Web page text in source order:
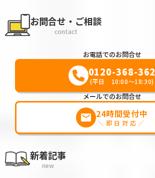
お問合せ・ご相談
contact
お電話でのお問合せ
0120-368-362
(平日 10:00～18:30)
メールでのお問合せ
markunread 24時間受付中
＼即日対応／
新着記事
new